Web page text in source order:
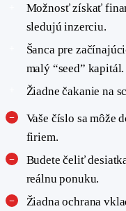
Možnosť získať
sledujú inzerciu.
Šanca pre
malý “seed” kapitál.
Žiadne čakanie na
Vaše číslo sa môže
firiem.
Budete čeliť
reálnu ponuku.
Žiadna ochrana